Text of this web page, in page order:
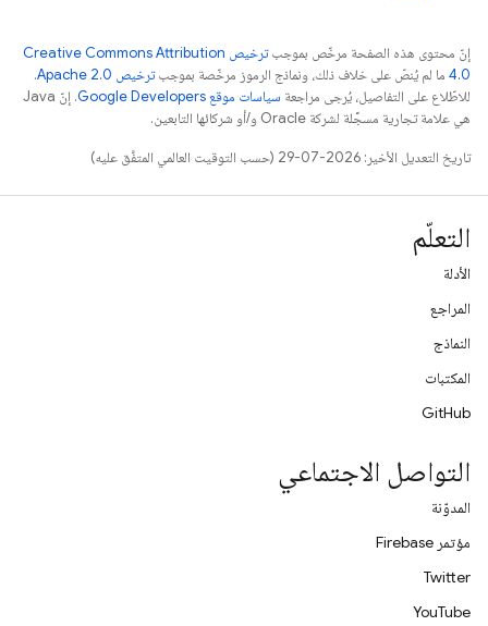
إنّ محتوى هذه الصفحة مرخّص بموجب
ترخيص Creative Commons Attribution
4.0‏ ما لم يُنصّ على خلاف ذلك، ونماذج الرموز مرخّصة بموجبترخيص Apache 2.0‏
.
للاطّلاع على التفاصيل، يُرجى مراجعة سياسات موقع Google Developers‏
. إنّ Java
هي علامة تجارية مسجَّلة لشركة Oracle و/أو شركائها التابعين.
تاريخ التعديل الأخير: 2026-07-29 (حسب التوقيت العالمي المتفَّق عليه)
التعلّم
الأدلة
المراجع
النماذج
المكتبات
GitHub
التواصل الاجتماعي
المدوّنة
مؤتمر Firebase
Twitter
YouTube